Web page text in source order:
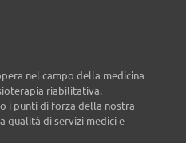
nel campo della medicina
riabilitativa.
i punti di forza della nostra
qualità di servizi medici e